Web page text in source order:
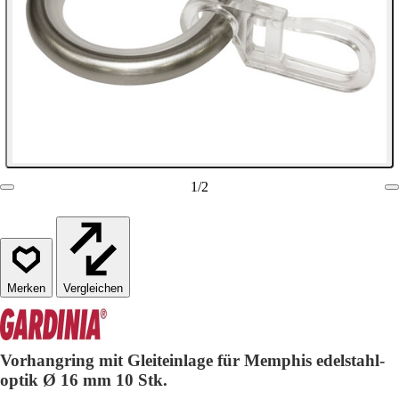
1/2
Vergleichen
Vorhangring mit Gleiteinlage für Memphis edelstahl-
optik Ø 16 mm 10 Stk.